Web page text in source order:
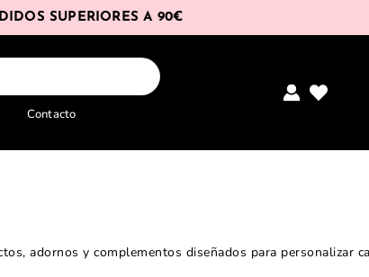
SUPERIORES A 90€
Contacto
adornos y complementos diseñados para personalizar